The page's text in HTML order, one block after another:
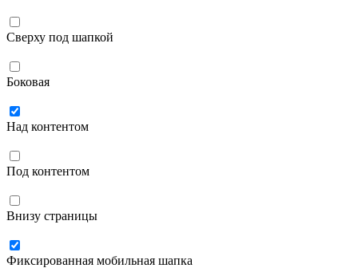
Сверху под шапкой
Боковая
Над контентом
Под контентом
Внизу страницы
Фиксированная мобильная шапка